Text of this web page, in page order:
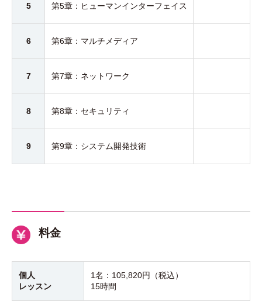
5 第5章：ヒューマンインターフェイス
6 第6章：マルチメディア
7 第7章：ネットワーク
8 第8章：セキュリティ
9 第9章：システム開発技術
料金
個人
レッスン
1名： 105,820円（税込）
15時間